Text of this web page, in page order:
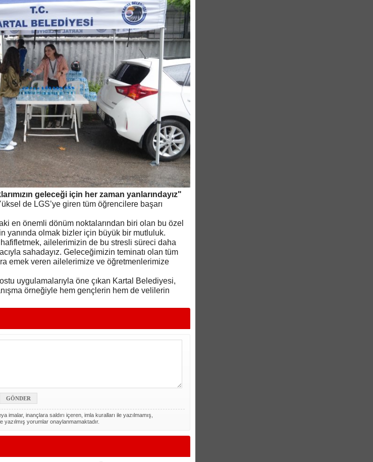
geleceği için her zaman yanlarındayız"
de LGS’ye giren tüm öğrencilere başarı
en önemli dönüm noktalarından biri olan bu özel
yanında olmak bizler için büyük bir mutluluk.
hafifletmek, ailelerimizin de bu stresli süreci daha
sahadayız. Geleceğimizin teminatı olan tüm
emek veren ailelerimize ve öğretmenlerimize
uygulamalarıyla öne çıkan Kartal Belediyesi,
örneğiyle hem gençlerin hem de velilerin
imalar, inançlara saldırı içeren, imla kuralları ile yazılmamış,
yorumlar onaylanmamaktadır.